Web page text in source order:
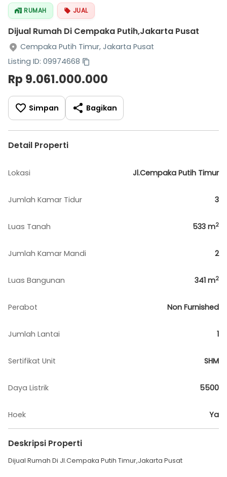
RUMAH JUAL
Dijual Rumah Di Cempaka Putih,Jakarta Pusat
Cempaka Putih Timur, Jakarta Pusat
Listing ID: 09974668
Rp 9.061.000.000
Simpan Bagikan
Detail Properti
Lokasi Jl.Cempaka Putih Timur
Jumlah Kamar Tidur 3
Luas Tanah 533 m2
Jumlah Kamar Mandi 2
Luas Bangunan 341 m2
Perabot Non Furnished
Jumlah Lantai 1
Sertifikat Unit SHM
Daya Listrik 5500
Hoek Ya
Deskripsi Properti
Dijual Rumah Di Jl.Cempaka Putih Timur,Jakarta Pusat